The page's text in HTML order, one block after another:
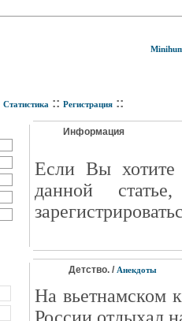
Статистика :: Регистрация ::
Информация
Eсли Вы хотите
данной
Детство. / Анекдоты
На вьетнамском